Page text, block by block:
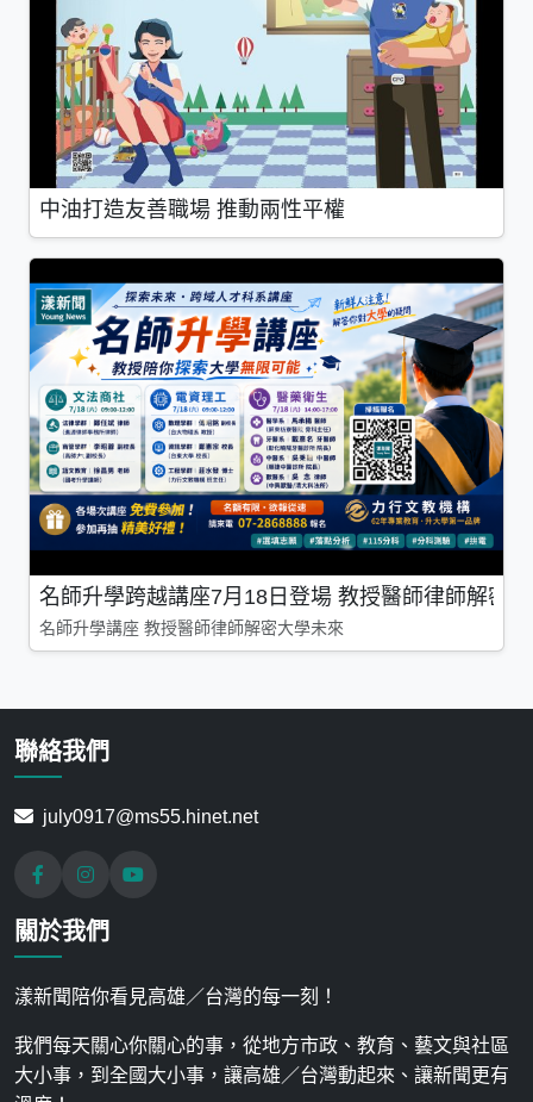
中油打造友善職場 推動兩性平權
名師升學跨越講座7月18日登場 教授醫師律師解密
名師升學講座 教授醫師律師解密大學未來
聯絡我們
july0917@ms55.hinet.net
關於我們
漾新聞陪你看見高雄／台灣的每一刻！
我們每天關心你關心的事，從地方市政、教育、藝文與社區
大小事，到全國大小事，讓高雄／台灣動起來、讓新聞更有